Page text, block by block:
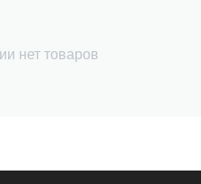
нет товаров